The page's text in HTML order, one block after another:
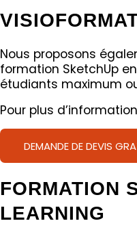
Nous proposons
formation SketchUp
étudiants maximum
Pour plus
DEMANDE DE DEVIS
FORMATION
LEARNING